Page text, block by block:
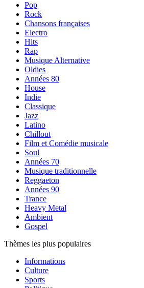
Pop
Rock
Chansons françaises
Electro
Hits
Rap
Musique Alternative
Oldies
Années 80
House
Indie
Classique
Jazz
Latino
Chillout
Film et Comédie musicale
Soul
Années 70
Musique traditionnelle
Reggaeton
Années 90
Trance
Heavy Metal
Ambient
Gospel
Thèmes les plus populaires
Informations
Culture
Sports